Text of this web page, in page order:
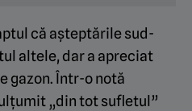
că așteptările sud-
altele, dar a apreciat
gazon. Într-o notă
„din tot sufletul”